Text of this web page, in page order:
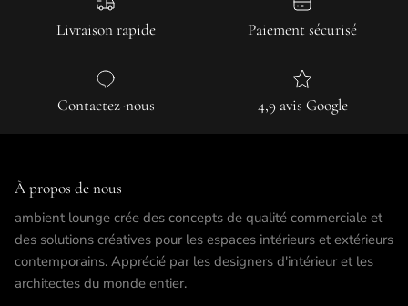
Livraison rapide Paiement sécurisé
Contactez-nous 4,9 avis Google
À propos de nous
ambient lounge crée des concepts de qualité commerciale et
des solutions créatives pour les espaces intérieurs et extérieurs
contemporains. Apprécié par les designers d'intérieur et les
architectes du monde entier.